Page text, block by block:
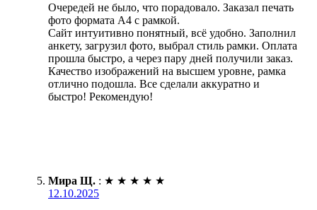
Очередей не было, что порадовало. Заказал печать
фото формата А4 с рамкой.
Сайт интуитивно понятный, всё удобно. Заполнил
анкету, загрузил фото, выбрал стиль рамки. Оплата
прошла быстро, а через пару дней получили заказ.
Качество изображений на высшем уровне, рамка
отлично подошла. Все сделали аккуратно и
быстро! Рекомендую!
Мира Щ. : ★ ★ ★ ★ ★
12.10.2025